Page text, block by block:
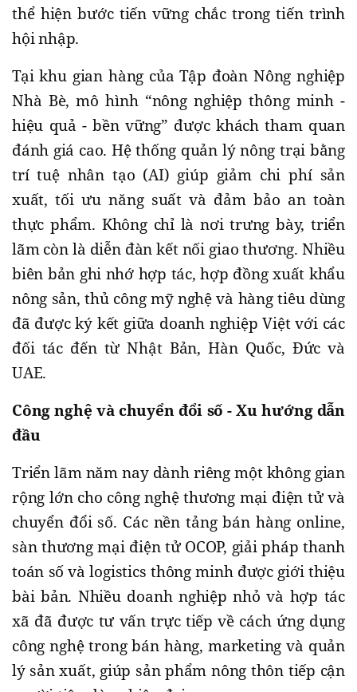
thể hiện bước tiến vững chắc trong tiến trình
hội nhập.
Tại khu gian hàng của Tập đoàn Nông nghiệp
Nhà Bè, mô hình “nông nghiệp thông minh -
hiệu quả - bền vững” được khách tham quan
đánh giá cao. Hệ thống quản lý nông trại bằng
trí tuệ nhân tạo (AI) giúp giảm chi phí sản
xuất, tối ưu năng suất và đảm bảo an toàn
thực phẩm. Không chỉ là nơi trưng bày, triển
lãm còn là diễn đàn kết nối giao thương. Nhiều
biên bản ghi nhớ hợp tác, hợp đồng xuất khẩu
nông sản, thủ công mỹ nghệ và hàng tiêu dùng
đã được ký kết giữa doanh nghiệp Việt với các
đối tác đến từ Nhật Bản, Hàn Quốc, Đức và
UAE.
Công nghệ và chuyển đổi số - Xu hướng dẫn
đầu
Triển lãm năm nay dành riêng một không gian
rộng lớn cho công nghệ thương mại điện tử và
chuyển đổi số. Các nền tảng bán hàng online,
sàn thương mại điện tử OCOP, giải pháp thanh
toán số và logistics thông minh được giới thiệu
bài bản. Nhiều doanh nghiệp nhỏ và hợp tác
xã đã được tư vấn trực tiếp về cách ứng dụng
công nghệ trong bán hàng, marketing và quản
lý sản xuất, giúp sản phẩm nông thôn tiếp cận